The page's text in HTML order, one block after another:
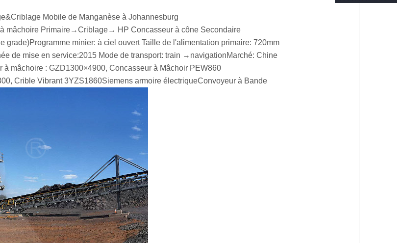
Mobile de Manganèse à Johannesburg
mâchoire Primaire→Criblage→ HP Concasseur à cône Secondaire
grade)Programme minier: à ciel ouvert Taille de l'alimentation primaire: 720mm
de mise en service:2015 Mode de transport: train →navigationMarché: Chine
mâchoire : GZD1300×4900, Concasseur à Mâchoir PEW860
Crible Vibrant 3YZS1860Siemens armoire électriqueConvoyeur à Bande